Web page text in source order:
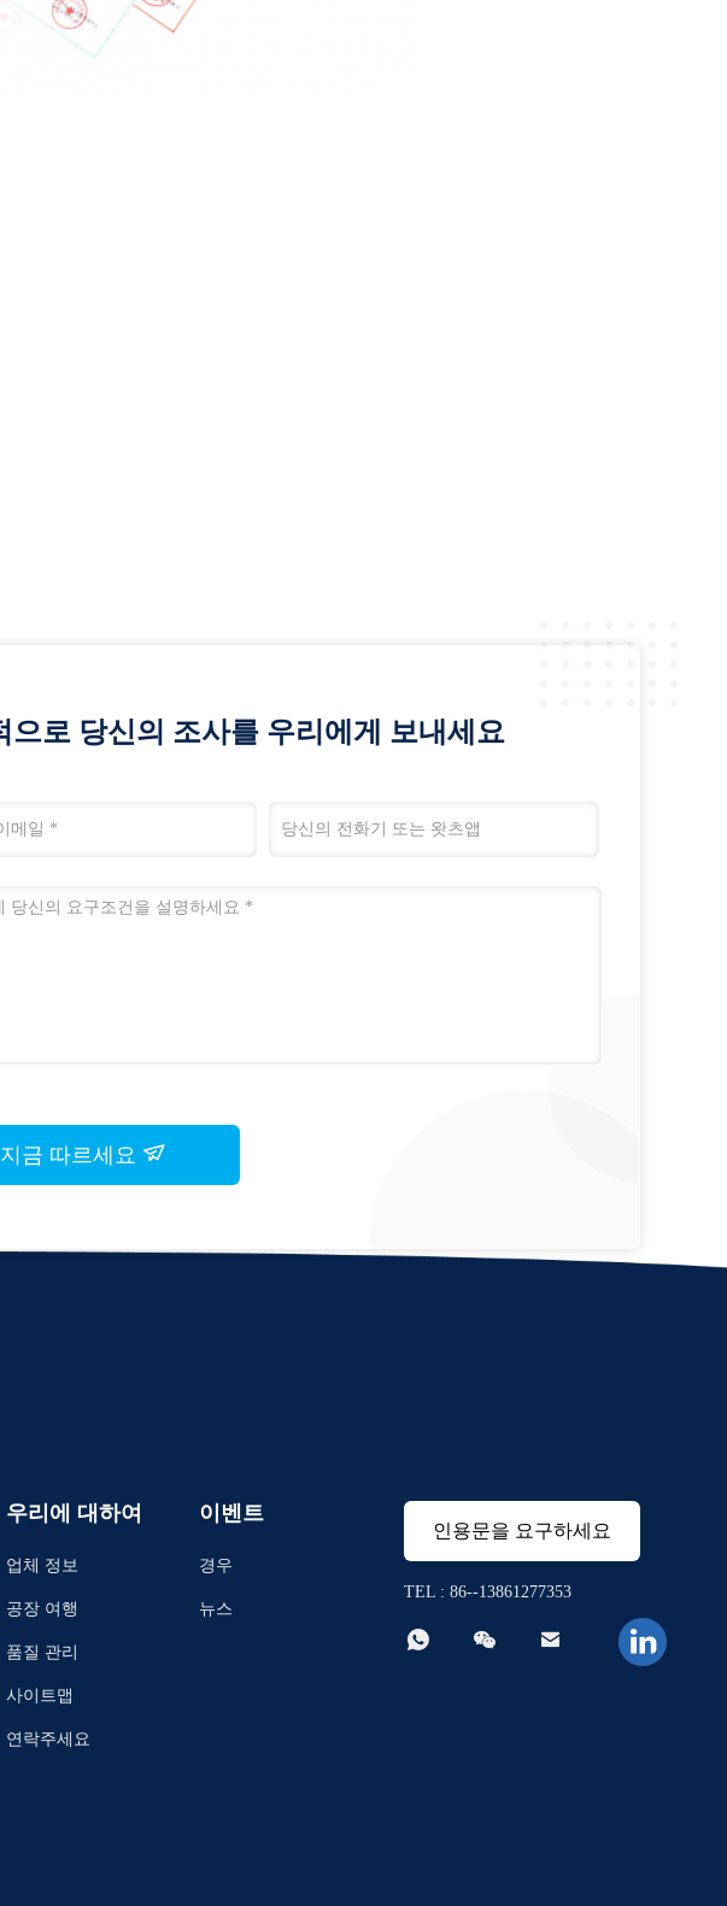
으로 당신의 조사를 우리에게 보내세요
지금 따르세요
우리에 대하여
업체 정보
공장 여행
품질 관리
사이트맵
연락주세요
이벤트
경우
뉴스
인용문을 요구하세요
TEL : 86--13861277353
  